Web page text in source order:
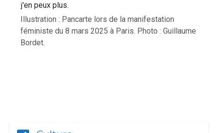
j'en peux plus.
Illustration : Pancarte lors de la manifestation
féministe du 8 mars 2025 à Paris. Photo : Guillaume
Bordet.